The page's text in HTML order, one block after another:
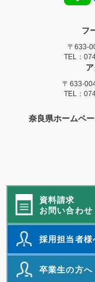
フ
〒633-
TEL：
〒633-
TEL：
奈良県ホームペ
資料請求
お問い合わせ
採用担当者様
卒業生の方へ